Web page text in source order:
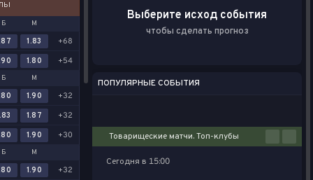
Б М
1.83
+68
1.80 +54
Б М
1.90
+32
1.87
+32
1.90 +30
Б М
1.90
+32
Выберите исход события
чтобы сделать прогноз
ПОПУЛЯРНЫЕ СОБЫТИЯ
Товарищеские матчи. Топ-клубы
Сегодня в 15:00